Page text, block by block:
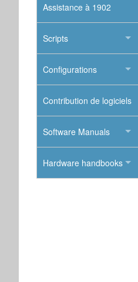
Assistance à 1902
Scripts
Configurations
Contribution de logiciels
Software Manuals
Hardware handbooks